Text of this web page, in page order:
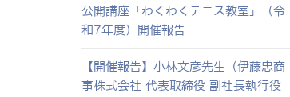
公開講座「わくわくテニス教室」（令
和7年度）開催報告
【開催報告】小林文彦先生（伊藤忠商
事株式会社 代表取締役 副社長執行役